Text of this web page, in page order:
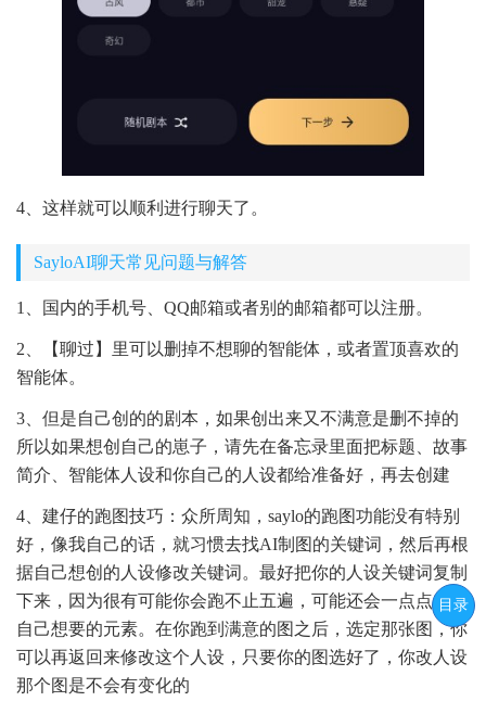
4、这样就可以顺利进行聊天了。
SayloAI聊天常见问题与解答
1、国内的手机号、QQ邮箱或者别的邮箱都可以注册。
2、【聊过】里可以删掉不想聊的智能体，或者置顶喜欢的
智能体。
3、但是自己创的的剧本，如果创出来又不满意是删不掉的
所以如果想创自己的崽子，请先在备忘录里面把标题、故事
简介、智能体人设和你自己的人设都给准备好，再去创建
4、建仔的跑图技巧：众所周知，saylo的跑图功能没有特别
好，像我自己的话，就习惯去找AI制图的关键词，然后再根
据自己想创的人设修改关键词。最好把你的人设关键词复制
下来，因为很有可能你会跑不止五遍，可能还会一点点加减
自己想要的元素。在你跑到满意的图之后，选定那张图，你
可以再返回来修改这个人设，只要你的图选好了，你改人设
那个图是不会有变化的
目录